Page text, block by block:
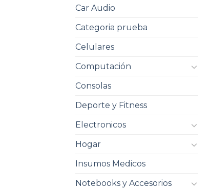
Car Audio
Categoria prueba
Celulares
Computación
Consolas
Deporte y Fitness
Electronicos
Hogar
Insumos Medicos
Notebooks y Accesorios